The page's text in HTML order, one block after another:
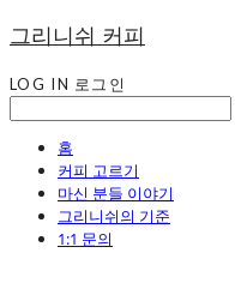
그리니쉬 커피
LOG IN 로그인
홈
커피 고르기
마신 분들 이야기
그리니쉬의 기준
1:1 문의